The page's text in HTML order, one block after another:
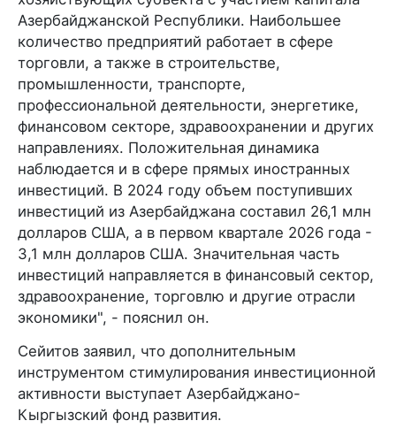
Азербайджанской Республики. Наибольшее
количество предприятий работает в сфере
торговли, а также в строительстве,
промышленности, транспорте,
профессиональной деятельности, энергетике,
финансовом секторе, здравоохранении и других
направлениях. Положительная динамика
наблюдается и в сфере прямых иностранных
инвестиций. В 2024 году объем поступивших
инвестиций из Азербайджана составил 26,1 млн
долларов США, а в первом квартале 2026 года -
3,1 млн долларов США. Значительная часть
инвестиций направляется в финансовый сектор,
здравоохранение, торговлю и другие отрасли
экономики", - пояснил он.
Сейитов заявил, что дополнительным
инструментом стимулирования инвестиционной
активности выступает Азербайджано-
Кыргызский фонд развития.